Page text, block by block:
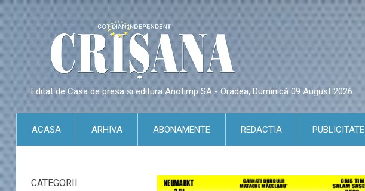
Editat de Casa de presa si editura Anotimp SA - Oradea, Duminică 09 August 2026
ACASA ARHIVA ABONAMENTE REDACTIA PUBLICITATE
CATEGORII